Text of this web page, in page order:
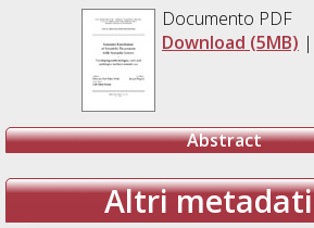
Documento PDF
Download (5MB) |
Abstract
Altri metadati